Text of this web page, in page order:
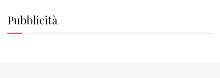
Pubblicità